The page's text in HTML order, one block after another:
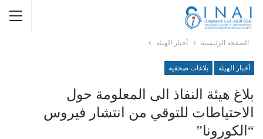
الصفحة الرئيسية أخبار الهيئة
أخبار الهيئة بلاغات صحفية
بلاغ هيئة النفاذ الى المعلومة حول
الاحتياطات للتوقي من انتشار فيروس
“الكورونا”